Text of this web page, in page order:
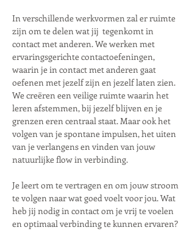
In verschillende werkvormen zal er ruimte
zijn om te delen wat jij  tegenkomt in
contact met anderen. We werken met
ervaringsgerichte contactoefeningen,
waarin je in contact met anderen gaat
oefenen met jezelf zijn en jezelf laten zien.
We creëren een veilige ruimte waarin het
leren afstemmen, bij jezelf blijven en je
grenzen eren centraal staat. Maar ook het
volgen van je spontane impulsen, het uiten
van je verlangens en vinden van jouw
natuurlijke flow in verbinding.
Je leert om te vertragen en om jouw stroom
te volgen naar wat goed voelt voor jou. Wat
heb jij nodig in contact om je vrij te voelen
en optimaal verbinding te kunnen ervaren?